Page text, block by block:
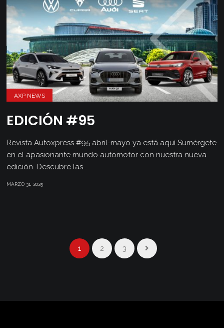
AXP NEWS
EDICIÓN #95
Revista Autoxpress #95 abril-mayo ya está aquí Sumérgete
en el apasionante mundo automotor con nuestra nueva
edición. Descubre las...
MARZO 31, 2025
1 2 3